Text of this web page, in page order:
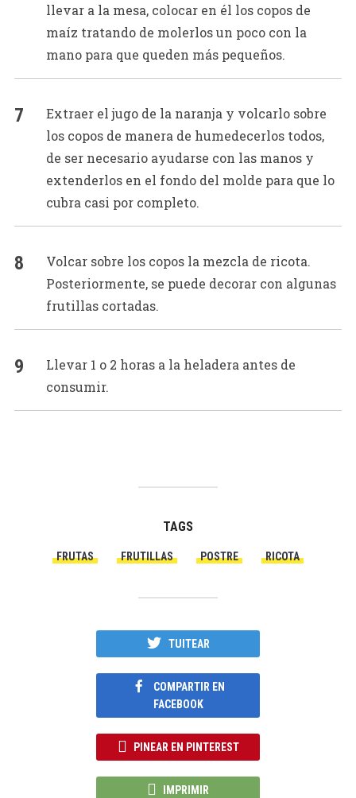
llevar a la mesa, colocar en él los copos de
maíz tratando de molerlos un poco con la
mano para que queden más pequeños.
Extraer el jugo de la naranja y volcarlo sobre
los copos de manera de humedecerlos todos,
de ser necesario ayudarse con las manos y
extenderlos en el fondo del molde para que lo
cubra casi por completo.
Volcar sobre los copos la mezcla de ricota.
Posteriormente, se puede decorar con algunas
frutillas cortadas.
Llevar 1 o 2 horas a la heladera antes de
consumir.
TAGS
FRUTAS FRUTILLAS POSTRE RICOTA
TUITEAR
COMPARTIR EN
FACEBOOK
PINEAR EN PINTEREST
IMPRIMIR